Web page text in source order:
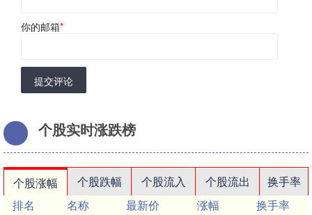
你的邮箱*
提交评论
个股实时涨跌榜
个股涨幅 个股跌幅 个股流入 个股流出
换手率
排名
名称 最新价 涨幅
换手率